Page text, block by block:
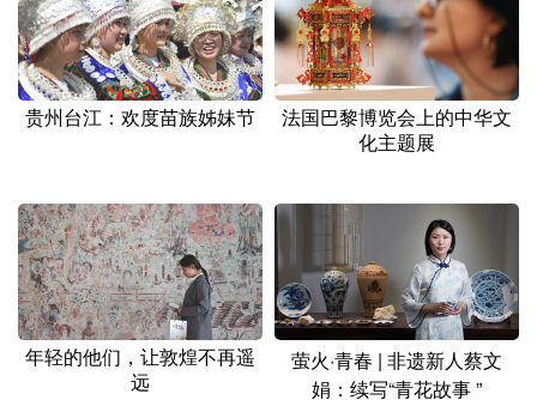
English Español Français عربى
Русский язык 日本語 한국어
贵州台江：欢度苗族姊妹节
法国巴黎博览会上的中华文
化主题展
年轻的他们，让敦煌不再遥
远
萤火·青春 | 非遗新人蔡文
娟：续写“青花故事 ”